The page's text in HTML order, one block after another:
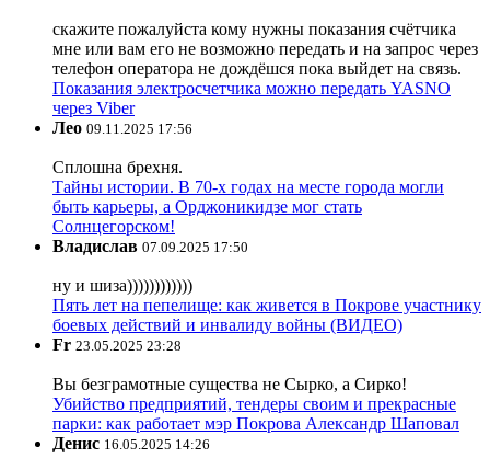
скажите пожалуйста кому нужны показания счётчика
мне или вам его не возможно передать и на запрос через
телефон оператора не дождёшся пока выйдет на связь.
Показания электросчетчика можно передать YASNO
через Viber
Лео 09.11.2025 17:56
Сплошна брехня.
Тайны истории. В 70-х годах на месте города могли
быть карьеры, а Орджоникидзе мог стать
Солнцегорском!
Владислав 07.09.2025 17:50
ну и шиза))))))))))))
Пять лет на пепелище: как живется в Покрове участнику
боевых действий и инвалиду войны (ВИДЕО)
Fr 23.05.2025 23:28
Вы безграмотные существа не Сырко, а Сирко!
Убийство предприятий, тендеры своим и прекрасные
парки: как работает мэр Покрова Александр Шаповал
Денис 16.05.2025 14:26